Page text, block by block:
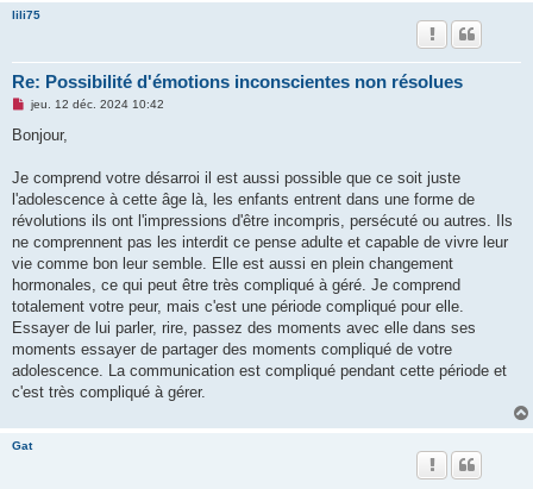
lili75
Re: Possibilité d'émotions inconscientes non résolues
M
s
g
n
o
l
u
jeu. 12 déc. 2024 10:42
Bonjour,
Je comprend votre désarroi il est aussi possible que ce soit juste
l'adolescence à cette âge là, les enfants entrent dans une forme de
révolutions ils ont l'impressions d'être incompris, persécuté ou autres. Ils
ne comprennent pas les interdit ce pense adulte et capable de vivre leur
vie comme bon leur semble. Elle est aussi en plein changement
hormonales, ce qui peut être très compliqué à géré. Je comprend
totalement votre peur, mais c'est une période compliqué pour elle.
Essayer de lui parler, rire, passez des moments avec elle dans ses
moments essayer de partager des moments compliqué de votre
adolescence. La communication est compliqué pendant cette période et
c'est très compliqué à gérer.
Gat